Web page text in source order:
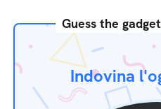
Guess the gadget
Indovina